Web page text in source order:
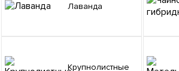
Лаванда
Крупнолистные